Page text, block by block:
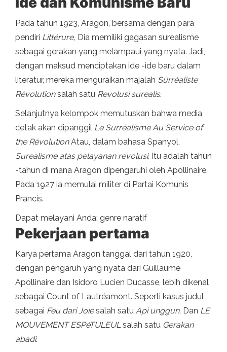
Pada tahun 1923, Aragon, bersama dengan para
pendiri Littérure, Dia memiliki gagasan surealisme
sebagai gerakan yang melampaui yang nyata. Jadi,
dengan maksud menciptakan ide -ide baru dalam
literatur, mereka menguraikan majalah Surréaliste
Révolutionsalah satu Revolusi surealis.
Selanjutnya kelompok memutuskan bahwa media
cetak akan dipanggil Le Surréalisme Au Service of
the RévolutionAtau, dalam bahasa Spanyol,
Surealisme atas pelayanan revolusi. Itu adalah tahun
-tahun di mana Aragon dipengaruhi oleh Apollinaire.
Pada 1927 ia memulai militer di Partai Komunis
Prancis.
Dapat melayani Anda: genre naratif
Pekerjaan pertama
Karya pertama Aragon tanggal dari tahun 1920,
dengan pengaruh yang nyata dari Guillaume
Apollinaire dan Isidoro Lucien Ducasse, lebih dikenal
sebagai Count of Lautréamont. Seperti kasus judul
sebagai Feu dari Joiesalah satu Api unggun, Dan LE
MOUVEMENT ESPéTULEULsalah satu Gerakan
abadi.